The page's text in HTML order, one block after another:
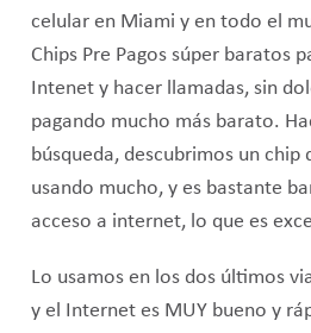
celular en Miami y en todo el
Chips Pre Pagos súper baratos
Intenet y hacer llamadas, sin
pagando mucho más barato.
búsqueda, descubrimos un chip
usando mucho, y es bastante
acceso a internet, lo que es
Lo usamos en los dos últimos
y el Internet es MUY bueno y